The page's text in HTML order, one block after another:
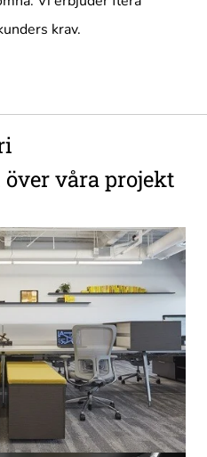
krav.
våra projekt